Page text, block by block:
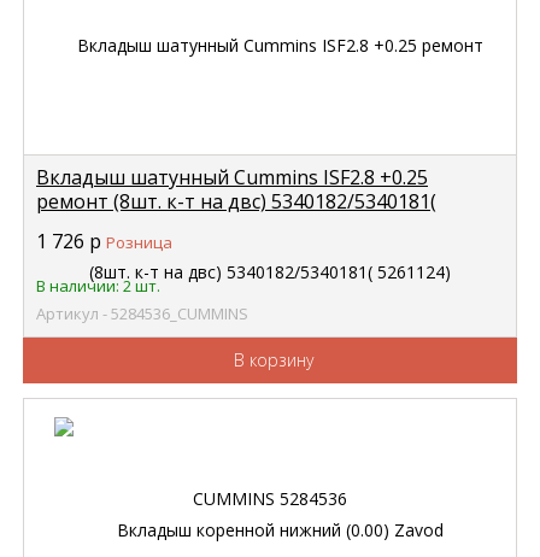
Вкладыш шатунный Cummins ISF2.8 +0.25
ремонт (8шт. к-т на двс) 5340182/5340181(
1 726 р Розница
В наличии: 2 шт.
Артикул - 5284536_CUMMINS
В корзину